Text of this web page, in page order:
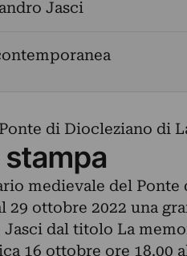
Jasci
di Diocleziano di
medievale del
29 ottobre 2022 una
Jasci dal titolo La
16 ottobre ore 18.00